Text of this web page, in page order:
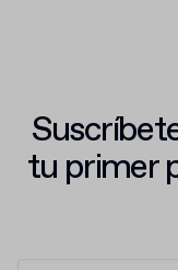
tu primer